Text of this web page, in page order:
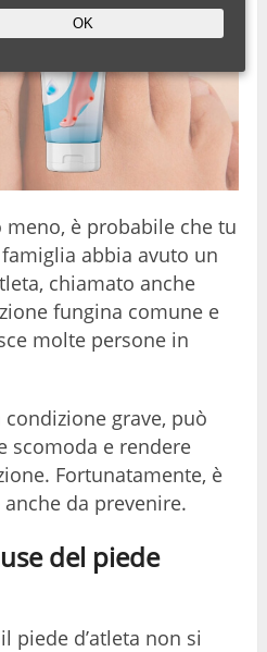
meno, è probabile che tu
abbia avuto un
chiamato anche
fungina comune e
molte persone in
grave, può
scomoda e rendere
Fortunatamente, è
da prevenire.
del piede
piede d’atleta non si
OK